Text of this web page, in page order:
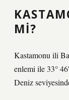
MI?
Kastamonu ili
enlemi ile 33°
Deniz